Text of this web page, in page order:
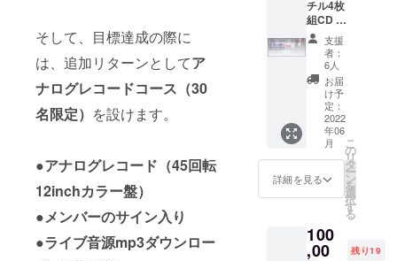
そして、目標達成の際に
は、追加リターンとしてア
ナログレコードコース （30
名限定） を設けます。
●アナログレコード（45回転
12inchカラー盤）
●メンバーのサイン入り
●ライブ音源mp3ダウンロー
グ時の
秘蔵映
像（約
30分）
●プロ
ジェク
ト特製
クリア
ファイ
ル ●メ
ンバー
からの
御礼の
チル4枚
組CD ●
ライブ
へのご
招待
（追加
名!!）
ご好評
につ
き、さ
らに30
名のご
招待を
した。
追加に
支援
者：
6人
お届
け予
定：
2022
年06
月
詳細を見る
こ
の
リ
タ
ー
ン
を
選
択
す
る
100
,00 残り19